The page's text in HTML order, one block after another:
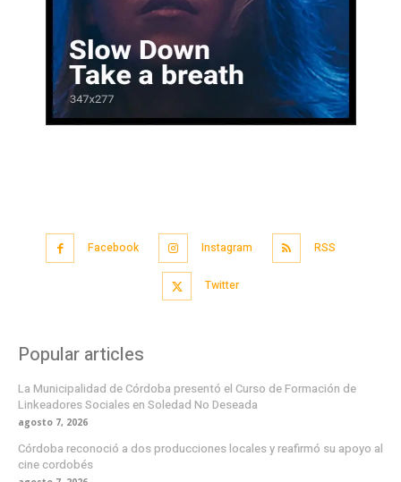
Facebook Instagram RSS
Twitter
Popular articles
La Municipalidad de Córdoba presentó el Curso de Formación de
Linkeadores Sociales en Soledad No Deseada
agosto 7, 2026
Córdoba reconoció a dos producciones locales y reafirmó su apoyo al
cine cordobés